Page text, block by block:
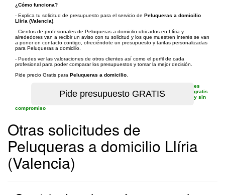
¿Cómo funciona?
- Explica tu solicitud de presupuesto para el servicio de Peluqueras a domicilio
Llíria (Valencia)
- Cientos de profesionales de Peluqueras a domicilio ubicados en Llíria y
alrededores van a recibir un aviso con tu solicitud y los que muestren interés se van
a poner en contacto contigo, ofreciéndote un presupuesto y tarifas personalizadas
para Peluqueras a domicilio.
- Puedes ver las valoraciones de otros clientes así como el perfil de cada
profesional para poder comparar los presupuestos y tomar la mejor decisión.
Pide precio Gratis para Peluqueras a domicilio
es
gratis
y sin
compromiso
Otras solicitudes de
Peluqueras a domicilio Llíria
(Valencia)